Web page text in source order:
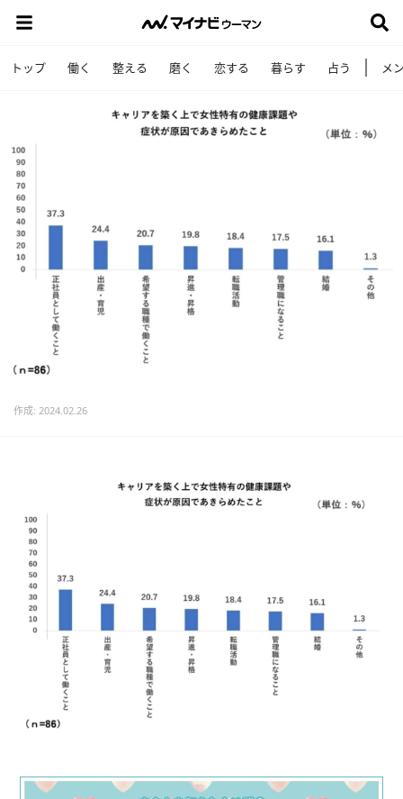
トップ 働く 整える 磨く 恋する 暮らす 占う メ
作成: 2024.02.26